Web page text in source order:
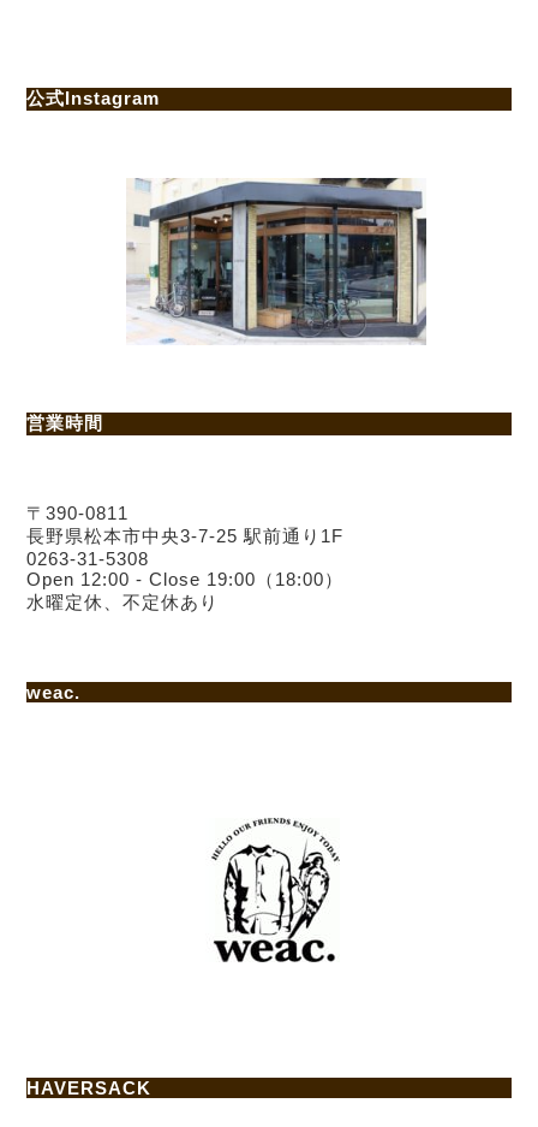
公式Instagram
営業時間
〒390-0811
長野県松本市中央3-7-25 駅前通り1F
0263-31-5308
Open 12:00 - Close 19:00（18:00）
水曜定休、不定休あり
weac.
HAVERSACK